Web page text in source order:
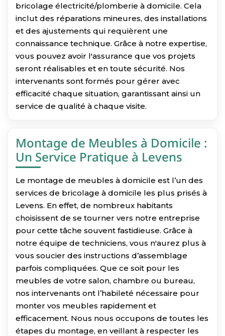
bricolage électricité/plomberie à domicile. Cela
inclut des réparations mineures, des installations
et des ajustements qui requièrent une
connaissance technique. Grâce à notre expertise,
vous pouvez avoir l'assurance que vos projets
seront réalisables et en toute sécurité. Nos
intervenants sont formés pour gérer avec
efficacité chaque situation, garantissant ainsi un
service de qualité à chaque visite.
Montage de Meubles à Domicile :
Un Service Pratique à Levens
Le montage de meubles à domicile est l’un des
services de bricolage à domicile les plus prisés à
Levens. En effet, de nombreux habitants
choisissent de se tourner vers notre entreprise
pour cette tâche souvent fastidieuse. Grâce à
notre équipe de techniciens, vous n'aurez plus à
vous soucier des instructions d’assemblage
parfois compliquées. Que ce soit pour les
meubles de votre salon, chambre ou bureau,
nos intervenants ont l’habileté nécessaire pour
monter vos meubles rapidement et
efficacement. Nous nous occupons de toutes les
étapes du montage, en veillant à respecter les